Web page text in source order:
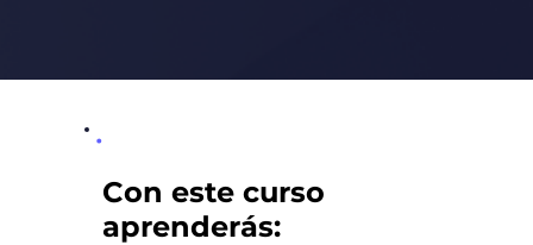
Con este curso
aprenderás: